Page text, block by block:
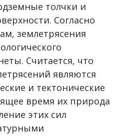
толчки и
Согласно
землетрясения
Cчитается, что
являются
и тектонические
время их природа
этих сил